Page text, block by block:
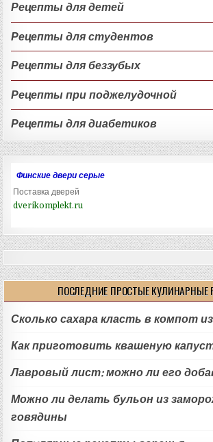
Рецепты для детей
Рецепты для студентов
Рецепты для беззубых
Рецепты при поджелудочной
Рецепты для диабетиков
Финские двери серые
Поставка дверей
dverikomplekt.ru
ПОСЛЕДНИЕ ПРОСТЫЕ КУЛИНАРНЫЕ
Сколько сахара класть в компот
Как приготовить квашеную
Лавровый лист: можно ли его
Можно ли делать бульон из
говядины